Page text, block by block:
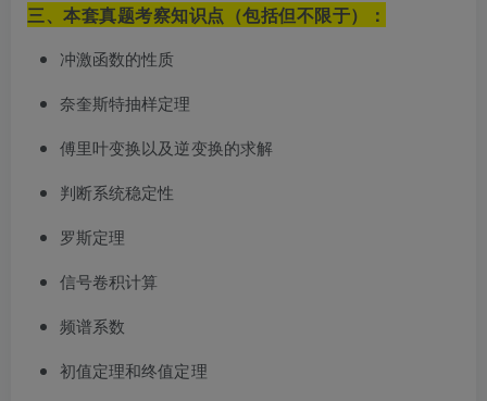
三、本套真题考察知识点（包括但不限于）：
冲激函数的性质
奈奎斯特抽样定理
傅里叶变换以及逆变换的求解
判断系统稳定性
罗斯定理
信号卷积计算
频谱系数
初值定理和终值定理